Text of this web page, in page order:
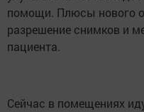
помощи. Плюсы нового
разрешение снимков и
пациента.
Сейчас в помещениях